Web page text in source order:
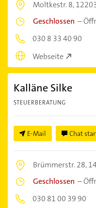
Moltkestr. 8,
Geschlossen –
030 8 33 40 90
Webseite
Kalläne Silke
STEUERBERATUNG
E-Mail Chat
Brümmerstr. 28,
Geschlossen –
030 81 00 39 90